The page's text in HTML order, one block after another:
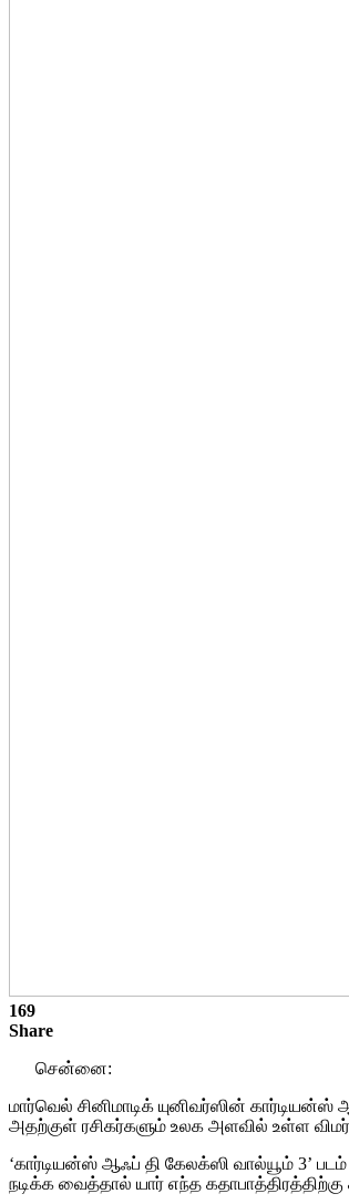
169
Share
சென்னை:
மார்வெல் சினிமாடிக் யுனிவர்ஸின் கார்டியன்ஸ்
அதற்குள் ரசிகர்களும் உலக அளவில் உள்ள
‘கார்டியன்ஸ் ஆஃப் தி கேலக்ஸி வால்யூம் 3’
நடிக்க வைத்தால் யார் எந்த கதாபாத்திரத்திற்கு